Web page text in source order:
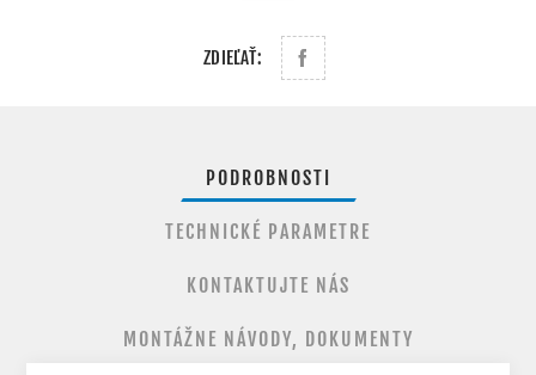
ZDIEĽAŤ:
PODROBNOSTI
TECHNICKÉ PARAMETRE
KONTAKTUJTE NÁS
MONTÁŽNE NÁVODY, DOKUMENTY